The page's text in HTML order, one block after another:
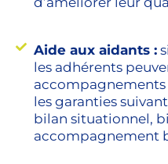
Aide aux aidants :
les adhérents
les garanties
bilan situationnel,
accompagnement